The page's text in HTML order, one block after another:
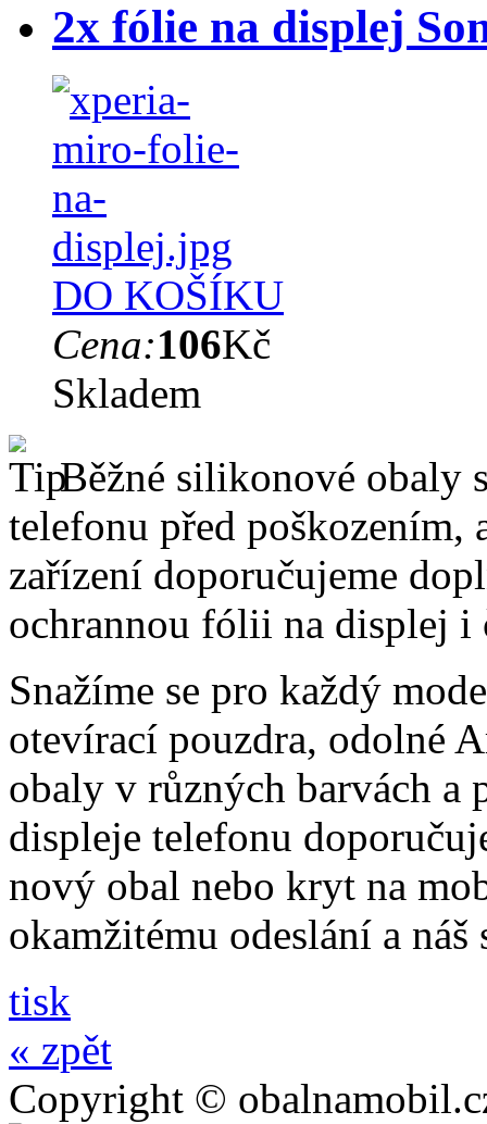
2x fólie na displej
DO KOŠÍKU
Cena:106Kč
Skladem
Běžné silikonové obaly
telefonu před poškozením,
zařízení doporučujeme
ochrannou fólii na displej i
Snažíme se pro každý
otevírací pouzdra, odolné
obaly v různých barvách a
displeje telefonu
nový obal nebo kryt na
okamžitému odeslání a
tisk
« zpět
Copyright ©